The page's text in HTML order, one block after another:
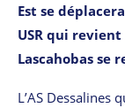
Est se
USR qui
Lascahobas se
L’AS Dessalines